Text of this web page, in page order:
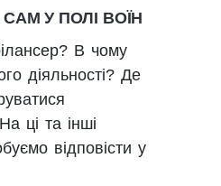
У ПОЛІ ВОЇН
В чому
діяльності? Де
ці та інші
відповісти у